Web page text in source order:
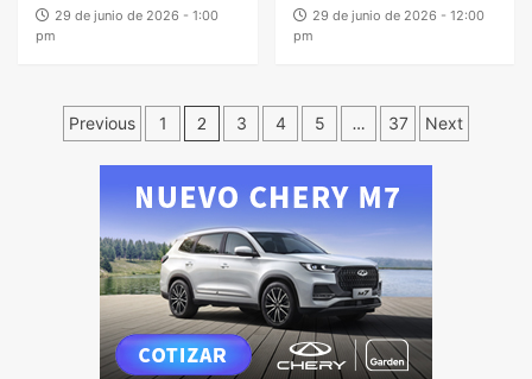
29 de junio de 2026 - 1:00
pm
29 de junio de 2026 - 12:00
pm
Previous 1 2 3 4 5 … 37 Next